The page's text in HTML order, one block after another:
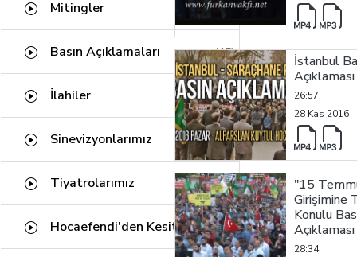
Kâfirun Suresi (1)
Fil Suresi (1)
Tin Suresi (1)
Abese Suresi (1)
(24)
Nuh Suresi (3)
Nahl Suresi (42)
İbrahim Suresi (17)
Enbiya Suresi (34)
Felak Suresi (1)
Fıkıh Usulü (0)
Meal Dersleri (0)
Mitingler (5)
Basın Açıklamaları (15)
İlahiler (53)
Sinevizyonlarımız (61)
Tiyatrolarımız (5)
Hocaefendi'den Kesitler (453)
İstanbul
Açıklaması
26:57
28 Kas 2016
"15
Girişimine
Konulu
Açıklaması
28:34